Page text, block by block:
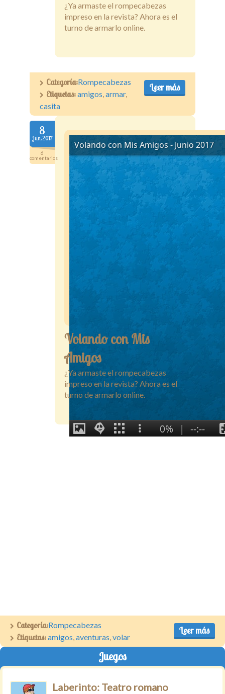
¿Ya armaste el rompecabezas
impreso en la revista? Ahora es el
turno de armarlo online.
Leer más
Categoría:Rompecabezas
Etiquetas:amigos,armar,
casita
8
Jun.2017
6
comentarios
Volando con Mis
Amigos
¿Ya armaste el rompecabezas
impreso en la revista? Ahora es el
turno de armarlo online.
Leer más
Categoría:Rompecabezas
Etiquetas:amigos,aventuras,volar
Juegos
Laberinto: Teatro romano